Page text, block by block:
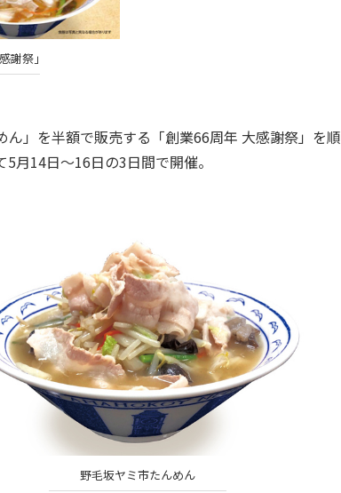
謝祭」
」を半額で販売する「創業66周年 大感謝祭」を順
月14日～16日の3日間で開催。
野毛坂ヤミ市たんめん